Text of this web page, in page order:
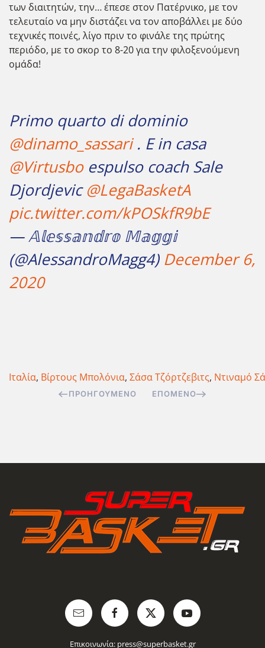
των διαιτητών, την… έπεσε στον Πατέρνικο, με τον
τελευταίο να μην διστάζει να τον αποβάλλει με δύο
τεχνικές ποινές, λίγο πριν το φινάλε της πρώτης
περιόδο, με το σκορ το 8-20 για την φιλοξενούμενη
ομάδα!
Primo quarto di dominio
@dinamo_sassari. E in casa
@Virtusboespulso coach Sale
Djordjevic@LegaBasketA
pic.twitter.com/kPOSkfR9bE
— 𝔸𝕝𝕖𝕤𝕤𝕒𝕟𝕕𝕣𝕠 𝕄𝕒𝕘𝕘𝕚
(@AlessandroMagg4) December 6,
2020
Ιταλία, Βίρτους Μπολόνια, Σάσα Τζόρτζεβιτς, Ντιναμό
ΠΡΟΗΓΟΎΜΕΝΟ ΕΠΌΜΕΝΟ
Επικοινωνία: press@superbasket.gr